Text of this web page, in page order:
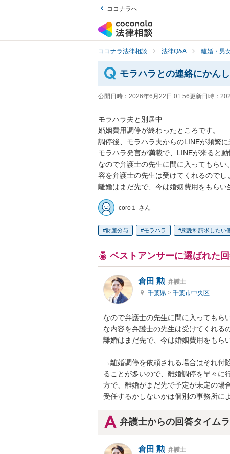
ココナラへ
ココナラ法律相談 法律Q&A 離婚・男
モラハラとの連絡にかん
公開日時： 2026年6月22日 01:56更新日時：
モラハラ夫と別居中
婚姻費用調停が終わったところです。
調停後、モラハラ夫からのLINEが頻繁
モラハラ発言が満載で、LINEが来ると
なので弁護士の先生に間に入ってもら
容を弁護士の先生は受けてくれるのでし
離婚はまだ先で、今は婚姻費用をもらい
coro１ さん
財産分与 モラハラ 慰謝料請求したい
ベストアンサーに選ばれた
倉田 勲 弁護士
千葉県 > 千葉市中央区
なので弁護士の先生に間に入ってもら
な内容を弁護士の先生は受けてくれる
離婚はまだ先で、今は婚姻費用をもら
→離婚調停を依頼される場合はそれ付
ることが多いので、離婚調停を早々に
方で、離婚がまだ先で予定が未定の場
受任するかしないかは個別の事務所に
弁護士からの回答タイム
倉田 勲 弁護士